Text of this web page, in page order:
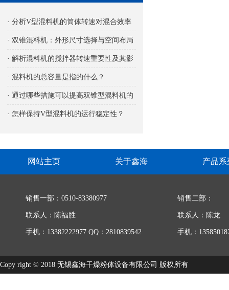
· 分析V型混料机的筒体转速对混合效率
的影响
· 双锥混料机：外形尺寸选择与空间布局
考量
· 解析混料机的搅拌器转速重要性及其影
响
· 混料机的总容量是指的什么？
· 通过哪些措施可以提高双锥型混料机的
生产能力
· 怎样保持V型混料机的运行稳定性？
网站主页 关于鑫海 产品系
销售一部：0510-83380977
联系人：陈福胜
手机：13382222977 QQ：2810839542
销售二部：
联系人：陈龙
手机：
Copy right © 2018 无锡鑫海干燥粉体设备有限公司 版权所有